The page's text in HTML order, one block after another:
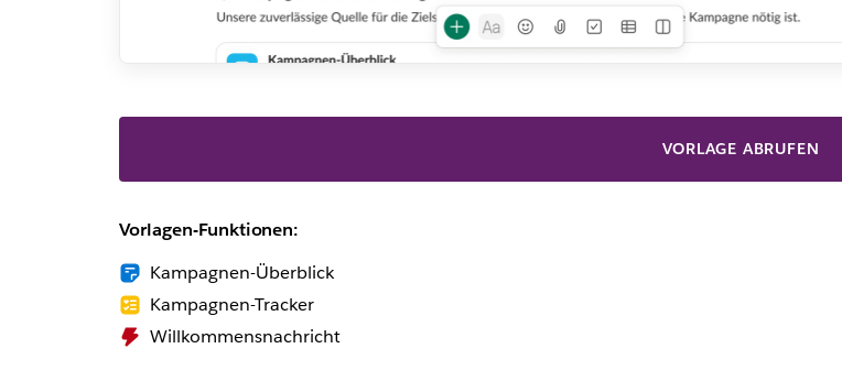
VORLAGE ABRUFEN
Vorlagen-Funktionen:
Kampagnen-Überblick
Kampagnen-Tracker
Willkommensnachricht